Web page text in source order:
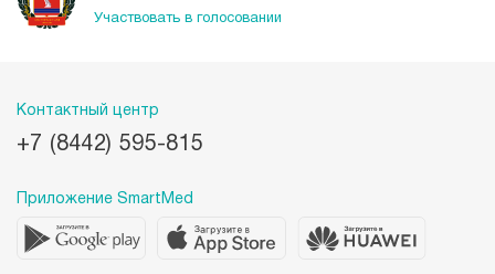
Участвовать в голосовании
Контактный центр
+7 (8442) 595-815
Приложение SmartMed